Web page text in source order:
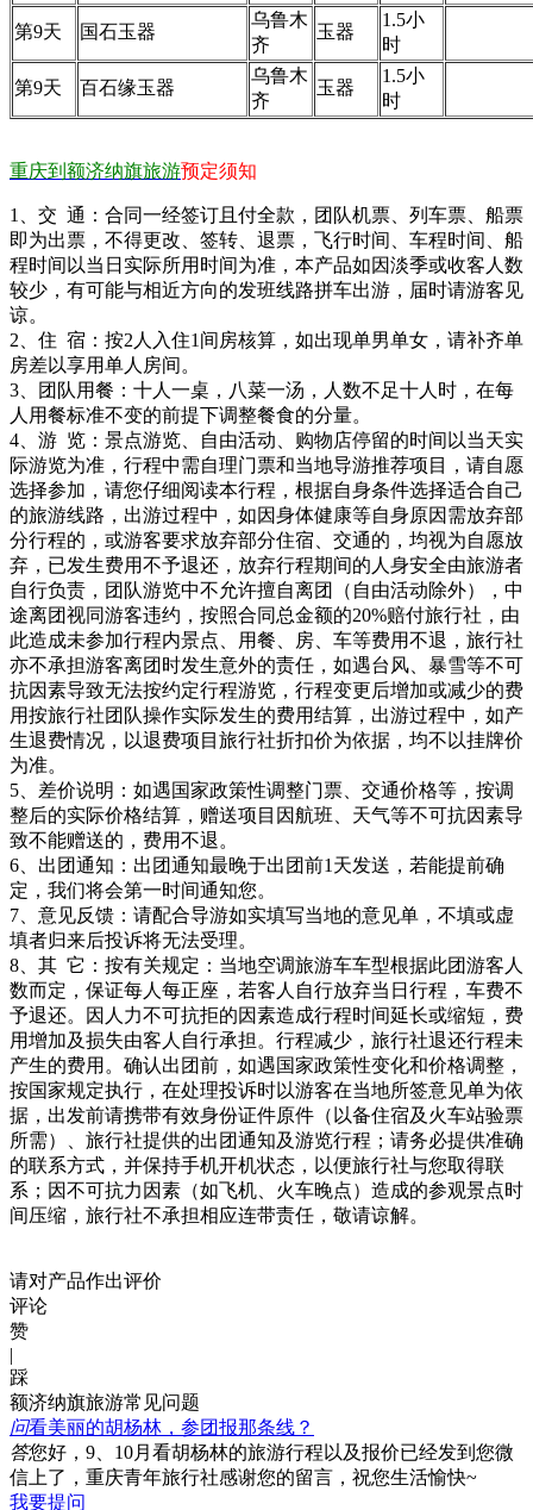
第9天 国石玉器
乌鲁木
齐
玉器
1.5小
时
第9天 百石缘玉器
乌鲁木
齐
玉器
1.5小
时
重庆到额济纳旗旅游预定须知
1、交 通：合同一经签订且付全款，团队机票、列车票、船票
即为出票，不得更改、签转、退票，飞行时间、车程时间、船
程时间以当日实际所用时间为准，本产品如因淡季或收客人数
较少，有可能与相近方向的发班线路拼车出游，届时请游客见
谅。
2、住 宿：按2人入住1间房核算，如出现单男单女，请补齐单
房差以享用单人房间。
3、团队用餐：十人一桌，八菜一汤，人数不足十人时，在每
人用餐标准不变的前提下调整餐食的分量。
4、游 览：景点游览、自由活动、购物店停留的时间以当天实
际游览为准，行程中需自理门票和当地导游推荐项目，请自愿
选择参加，请您仔细阅读本行程，根据自身条件选择适合自己
的旅游线路，出游过程中，如因身体健康等自身原因需放弃部
分行程的，或游客要求放弃部分住宿、交通的，均视为自愿放
弃，已发生费用不予退还，放弃行程期间的人身安全由旅游者
自行负责，团队游览中不允许擅自离团（自由活动除外），中
途离团视同游客违约，按照合同总金额的20%赔付旅行社，由
此造成未参加行程内景点、用餐、房、车等费用不退，旅行社
亦不承担游客离团时发生意外的责任，如遇台风、暴雪等不可
抗因素导致无法按约定行程游览，行程变更后增加或减少的费
用按旅行社团队操作实际发生的费用结算，出游过程中，如产
生退费情况，以退费项目旅行社折扣价为依据，均不以挂牌价
为准。
5、差价说明：如遇国家政策性调整门票、交通价格等，按调
整后的实际价格结算，赠送项目因航班、天气等不可抗因素导
致不能赠送的，费用不退。
6、出团通知：出团通知最晚于出团前1天发送，若能提前确
定，我们将会第一时间通知您。
7、意见反馈：请配合导游如实填写当地的意见单，不填或虚
填者归来后投诉将无法受理。
8、其 它：按有关规定：当地空调旅游车车型根据此团游客人
数而定，保证每人每正座，若客人自行放弃当日行程，车费不
予退还。因人力不可抗拒的因素造成行程时间延长或缩短，费
用增加及损失由客人自行承担。行程减少，旅行社退还行程未
产生的费用。确认出团前，如遇国家政策性变化和价格调整，
按国家规定执行，在处理投诉时以游客在当地所签意见单为依
据，出发前请携带有效身份证件原件（以备住宿及火车站验票
所需）、旅行社提供的出团通知及游览行程；请务必提供准确
的联系方式，并保持手机开机状态，以便旅行社与您取得联
系；因不可抗力因素（如飞机、火车晚点）造成的参观景点时
间压缩，旅行社不承担相应连带责任，敬请谅解。
请对产品作出评价
评论
赞
|
踩
额济纳旗旅游常见问题
问看美丽的胡杨林，参团报那条线？
答您好，9、10月看胡杨林的旅游行程以及报价已经发到您微
信上了，重庆青年旅行社感谢您的留言，祝您生活愉快~
我要提问